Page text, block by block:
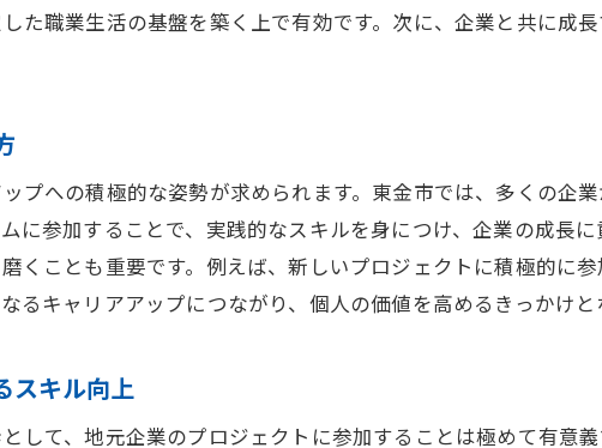
た職業生活の基盤を築く上で有効です。次に、企業と共に成
プへの積極的な姿勢が求められます。東金市では、多くの企
に参加することで、実践的なスキルを身につけ、企業の成長
くことも重要です。例えば、新しいプロジェクトに積極的に
るキャリアアップにつながり、個人の価値を高めるきっかけと
スキル向上
して、地元企業のプロジェクトに参加することは極めて有意